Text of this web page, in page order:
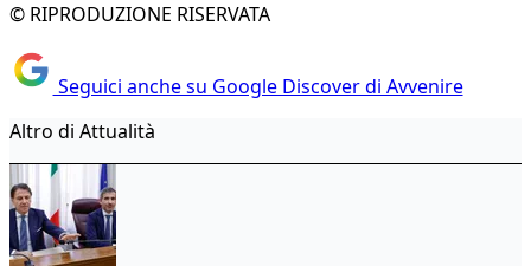
© RIPRODUZIONE RISERVATA
Seguici anche su Google Discover di Avvenire
Altro di Attualità